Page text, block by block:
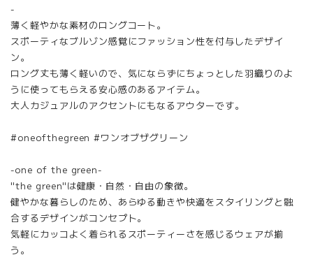
-
薄く軽やかな素材のロングコート。
スポーティなブルゾン感覚にファッション性を付与したデザイ
ン。
ロング丈も薄く軽いので、気にならずにちょっとした羽織りのよ
うに使ってもらえる安心感のあるアイテム。
大人カジュアルのアクセントにもなるアウターです。
#oneofthegreen #ワンオブザグリーン
-one of the green-
"the green"は健康・自然・自由の象徴。
健やかな暮らしのため、あらゆる動きや快適をスタイリングと融
合するデザインがコンセプト。
気軽にカッコよく着られるスポーティーさを感じるウェアが揃
う。